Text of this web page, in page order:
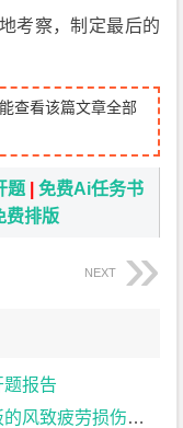
考察，制定最后的
查看该篇文章全部
题 |免费Ai任务书
费排版
NEXT
报告
损伤研究开题报告